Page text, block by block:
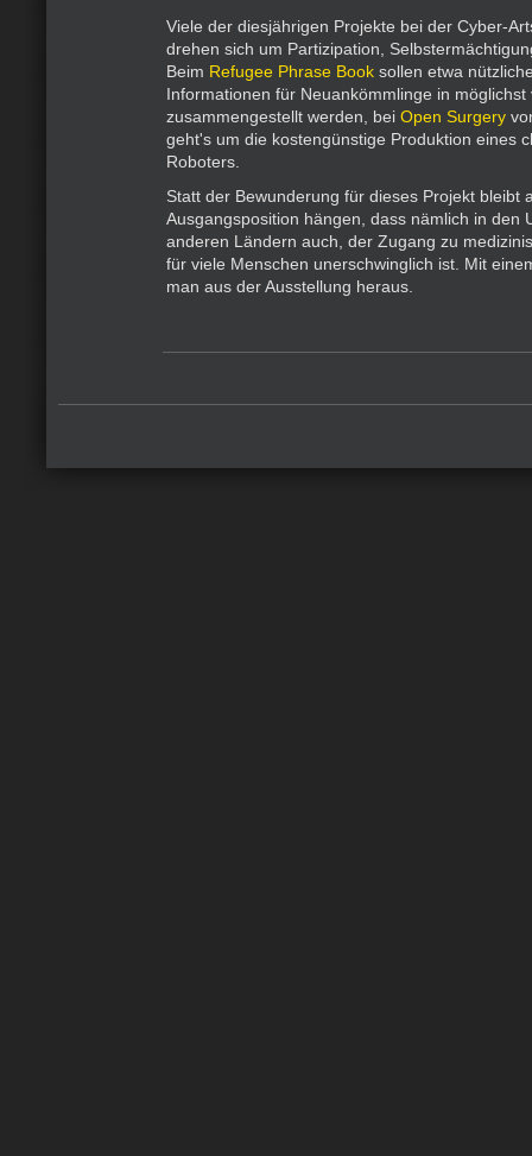
Viele der diesjährigen Projekte bei der Cyber-
drehen sich um Partizipation,
Beim Refugee Phrase Book sollen etwa
Informationen für Neuankömmlinge in möglichst
zusammengestellt werden, bei Open Surgery
geht's um die kostengünstige Produktion eines
Roboters.
Statt der Bewunderung für dieses Projekt bleibt
Ausgangsposition hängen, dass nämlich in den
anderen Ländern auch, der Zugang zu
für viele Menschen unerschwinglich ist. Mit
man aus der Ausstellung heraus.